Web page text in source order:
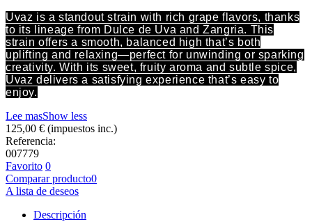
Uvaz is a standout strain with rich grape flavors, thanks
to its lineage from Dulce de Uva and Zangria. This
strain offers a smooth, balanced high that’s both
uplifting and relaxing—perfect for unwinding or sparking
creativity. With its sweet, fruity aroma and subtle spice,
Uvaz delivers a satisfying experience that’s easy to
enjoy.
Lee masShow less
125,00 € (impuestos inc.)
Referencia:
007779
Favorito 0
Comparar producto0
A lista de deseos
Descripción